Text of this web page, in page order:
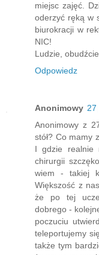
miejsc zajęć.
oderzyć ręką w
biurokracji w
NIC!
Ludzie,
Odpowiedz
Anonimowy 27
Anonimowy z
stół? Co mamy
I gdzie realnie
chirurgii
wiem - takiej
Większość z
że po tej
dobrego -
poczuciu
teleportujemy
także tym